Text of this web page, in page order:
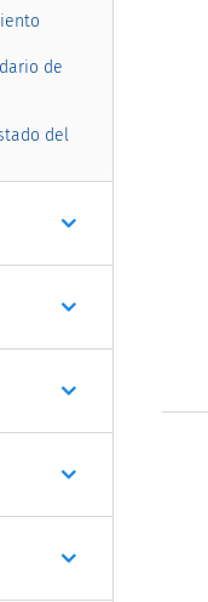
de
del